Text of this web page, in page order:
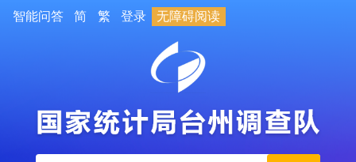
智能问答 简 繁 登录 无障碍阅读